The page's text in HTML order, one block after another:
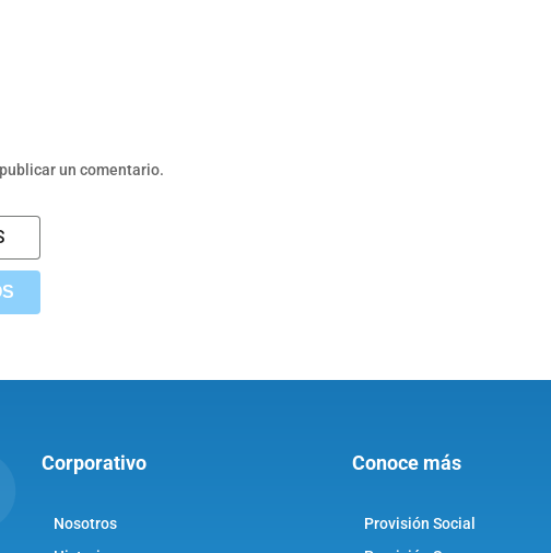
un comentario.
Corporativo
Nosotros
Conoce más
Provisión Social